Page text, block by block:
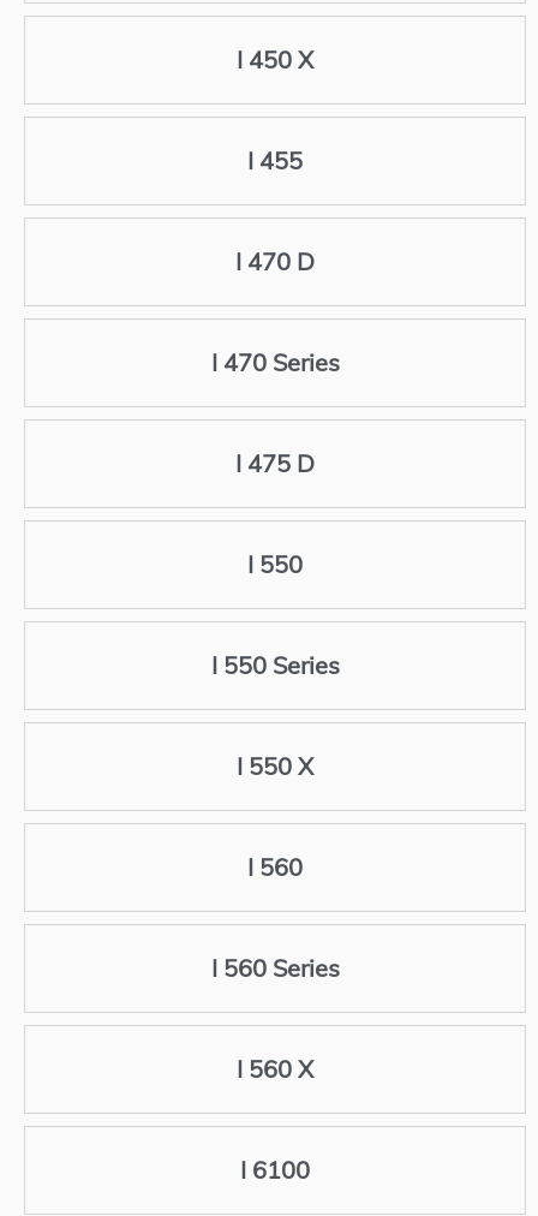
I 450 X
I 455
I 470 D
I 470 Series
I 475 D
I 550
I 550 Series
I 550 X
I 560
I 560 Series
I 560 X
I 6100